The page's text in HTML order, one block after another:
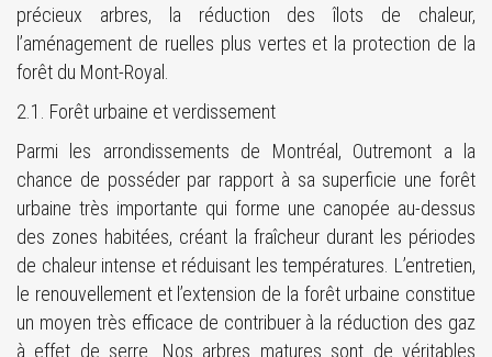
précieux arbres, la réduction des îlots de chaleur,
l’aménagement de ruelles plus vertes et la protection de la
forêt du Mont-Royal.
2.1. Forêt urbaine et verdissement
Parmi les arrondissements de Montréal, Outremont a la
chance de posséder par rapport à sa superficie une forêt
urbaine très importante qui forme une canopée au-dessus
des zones habitées, créant la fraîcheur durant les périodes
de chaleur intense et réduisant les températures. L’entretien,
le renouvellement et l’extension de la forêt urbaine constitue
un moyen très efficace de contribuer à la réduction des gaz
à effet de serre. Nos arbres matures sont de véritables